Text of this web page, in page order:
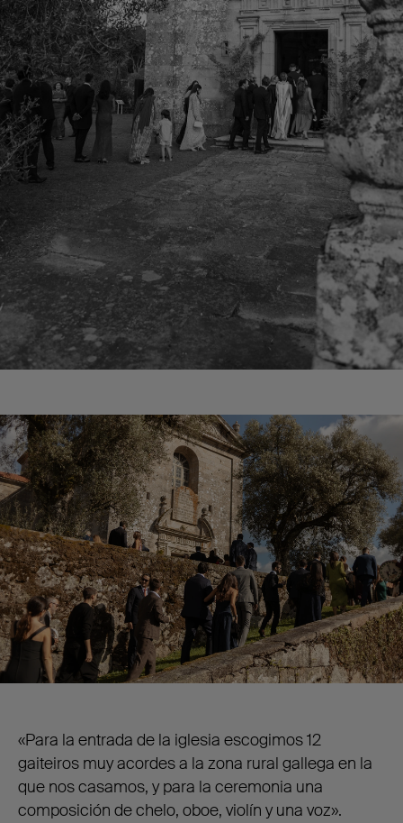
«Para la entrada de la iglesia escogimos 12
gaiteiros muy acordes a la zona rural gallega en la
que nos casamos, y para la ceremonia una
composición de chelo, oboe, violín y una voz».